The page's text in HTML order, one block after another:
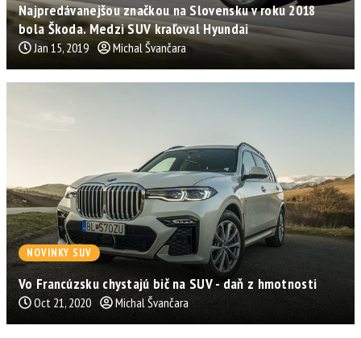
Najpredávanejšou značkou na Slovensku v roku 2018
bola Škoda. Medzi SUV kraľoval Hyundai
Jan 15, 2019 Michal Švančara
NOVINKY SUV
Vo Francúzsku chystajú bič na SUV - daň z hmotnosti
Oct 21, 2020 Michal Švančara